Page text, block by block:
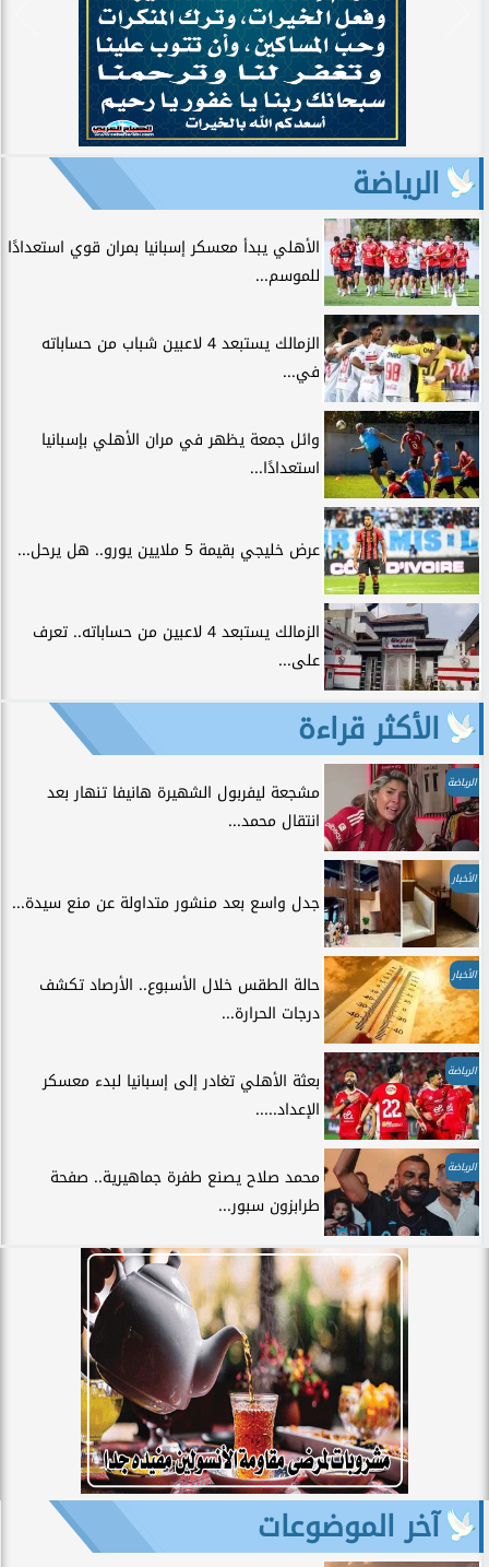
الرياضة
الأهلي يبدأ معسكر إسبانيا بمران قوي استعدادًا
للموسم...
الزمالك يستبعد 4 لاعبين شباب من حساباته
في...
وائل جمعة يظهر في مران الأهلي بإسبانيا
استعدادًا...
عرض خليجي بقيمة 5 ملايين يورو.. هل يرحل...
الزمالك يستبعد 4 لاعبين من حساباته.. تعرف
على...
الأكثر قراءة
الرياضة
مشجعة ليفربول الشهيرة هانيفا تنهار بعد
انتقال محمد...
الأخبار
جدل واسع بعد منشور متداولة عن منع سيدة...
الأخبار
حالة الطقس خلال الأسبوع.. الأرصاد تكشف
درجات الحرارة...
الرياضة
بعثة الأهلي تغادر إلى إسبانيا لبدء معسكر
الإعداد.....
الرياضة
محمد صلاح يصنع طفرة جماهيرية.. صفحة
طرابزون سبور...
آخر الموضوعات